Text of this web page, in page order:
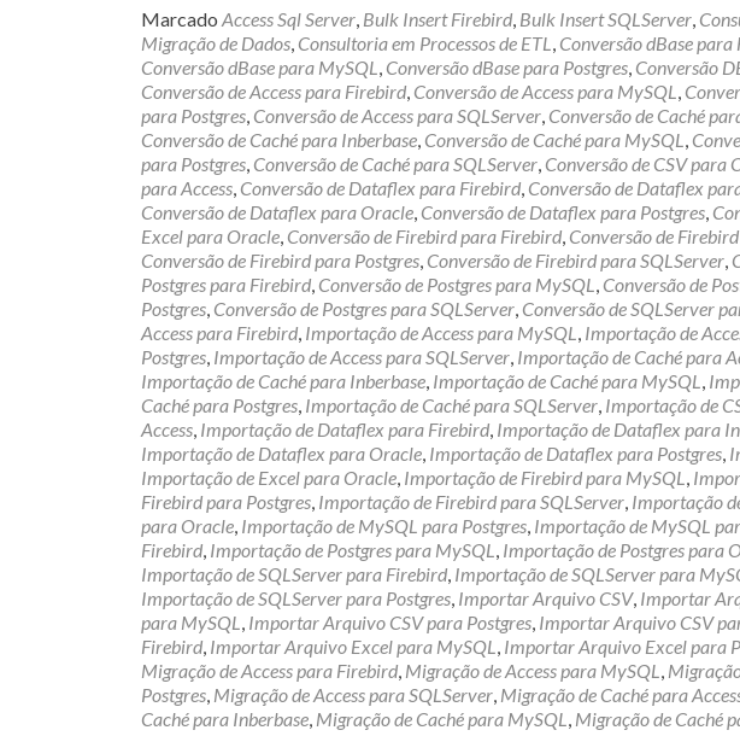
sobreFullCopyConvert
Marcado Access Sql Server, Bulk Insert Firebird, Bulk Insert SQLServer,
Migração de Dados, Consultoria em Processos de ETL, Conversão dBase
Conversão dBase para MySQL, Conversão dBase para Postgres, Conversão
Conversão de Access para Firebird, Conversão de Access para MySQL,
para Postgres, Conversão de Access para SQLServer, Conversão de Caché
Conversão de Caché para Inberbase, Conversão de Caché para MySQL,
para Postgres, Conversão de Caché para SQLServer, Conversão de CSV para
para Access, Conversão de Dataflex para Firebird, Conversão de Dataflex
Conversão de Dataflex para Oracle, Conversão de Dataflex para Postgres,
Excel para Oracle, Conversão de Firebird para Firebird, Conversão de
Conversão de Firebird para Postgres, Conversão de Firebird para SQLServer,
Postgres para Firebird, Conversão de Postgres para MySQL, Conversão de
Postgres, Conversão de Postgres para SQLServer, Conversão de SQLServer
Access para Firebird, Importação de Access para MySQL, Importação de
Postgres, Importação de Access para SQLServer, Importação de Caché para
Importação de Caché para Inberbase, Importação de Caché para MySQL,
Caché para Postgres, Importação de Caché para SQLServer, Importação de
Access, Importação de Dataflex para Firebird, Importação de Dataflex para
Importação de Dataflex para Oracle, Importação de Dataflex para Postgres,
Importação de Excel para Oracle, Importação de Firebird para MySQL,
Firebird para Postgres, Importação de Firebird para SQLServer, Importação
para Oracle, Importação de MySQL para Postgres, Importação de MySQL
Firebird, Importação de Postgres para MySQL, Importação de Postgres para
Importação de SQLServer para Firebird, Importação de SQLServer para
Importação de SQLServer para Postgres, Importar Arquivo CSV, Importar
para MySQL, Importar Arquivo CSV para Postgres, Importar Arquivo CSV
Firebird, Importar Arquivo Excel para MySQL, Importar Arquivo Excel para
Migração de Access para Firebird, Migração de Access para MySQL,
Postgres, Migração de Access para SQLServer, Migração de Caché para
Caché para Inberbase, Migração de Caché para MySQL, Migração de Caché